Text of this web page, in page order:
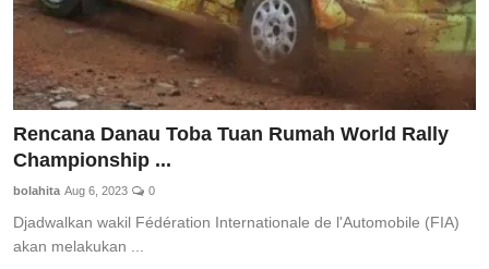
Rencana Danau Toba Tuan Rumah World Rally
Championship ...
bolahita Aug 6, 2023 0
Djadwalkan wakil Fédération Internationale de l'Automobile (FIA)
akan melakukan ...